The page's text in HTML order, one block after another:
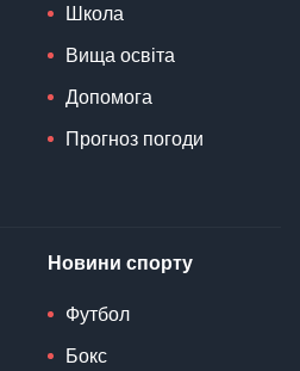
Школа
Вища освіта
Допомога
Прогноз погоди
Новини спорту
Футбол
Бокс